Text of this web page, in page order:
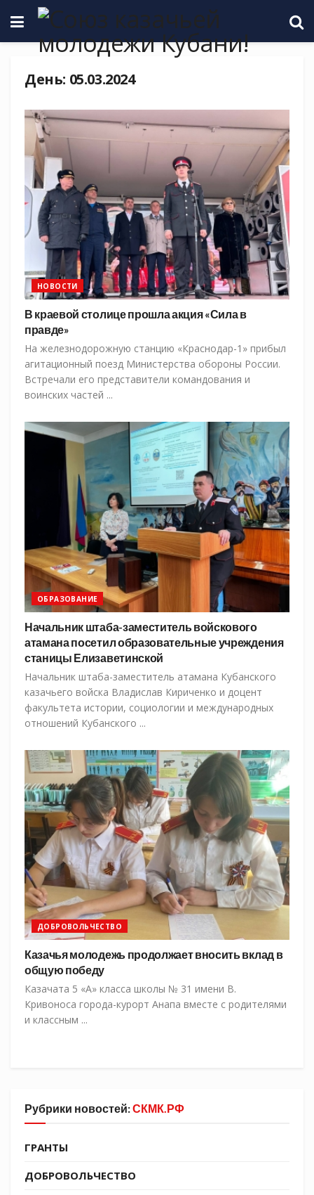
День: 05.03.2024
НОВОСТИ
В краевой столице прошла акция «Сила в
правде»
На железнодорожную станцию «Краснодар-1» прибыл
агитационный поезд Министерства обороны России.
Встречали его представители командования и
воинских частей ...
ОБРАЗОВАНИЕ
Начальник штаба-заместитель войскового
атамана посетил образовательные учреждения
станицы Елизаветинской
Начальник штаба-заместитель атамана Кубанского
казачьего войска Владислав Кириченко и доцент
факультета истории, социологии и международных
отношений Кубанского ...
ДОБРОВОЛЬЧЕСТВО
Казачья молодежь продолжает вносить вклад в
общую победу
Казачата 5 «А» класса школы № 31 имени В.
Кривоноса города-курорт Анапа вместе с родителями
и классным ...
Рубрики новостей:СКМК.РФ
ГРАНТЫ
ДОБРОВОЛЬЧЕСТВО